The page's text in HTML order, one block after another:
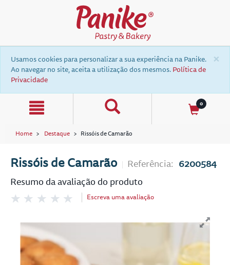
×
Usamos cookies para personalizar a sua experiência na Panike.
Ao navegar no site, aceita a utilização dos mesmos. Política de
Privacidade
0
Home Destaque Rissóis de Camarão
Rissóis de Camarão Referência: 6200584
Resumo da avaliação do produto
Escreva uma avaliação